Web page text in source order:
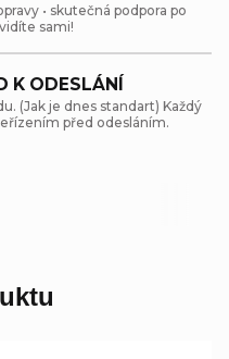
• skutečná podpora po
sami!
K ODESLÁNÍ
(Jak je dnes standart) Každý
před odesláním.